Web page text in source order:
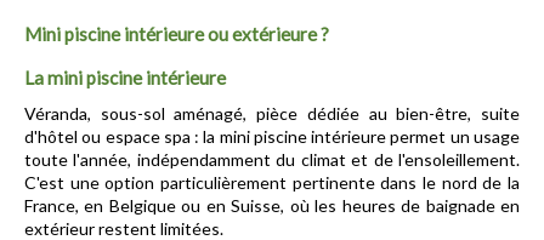
Mini piscine intérieure ou extérieure ?
La mini piscine intérieure
Véranda, sous-sol aménagé, pièce dédiée au bien-être, suite
d'hôtel ou espace spa : la mini piscine intérieure permet un usage
toute l'année, indépendamment du climat et de l'ensoleillement.
C'est une option particulièrement pertinente dans le nord de la
France, en Belgique ou en Suisse, où les heures de baignade en
extérieur restent limitées.